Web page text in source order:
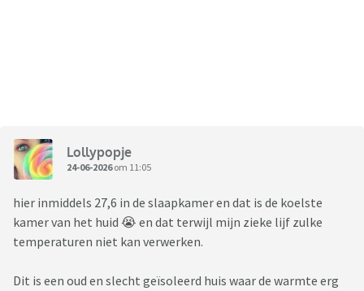
Lollypopje
24-06-2026om 11:05
hier inmiddels 27,6 in de slaapkamer en dat is de koelste
kamer van het huid 😭 en dat terwijl mijn zieke lijf zulke
temperaturen niet kan verwerken.
Dit is een oud en slecht geïsoleerd huis waar de warmte erg